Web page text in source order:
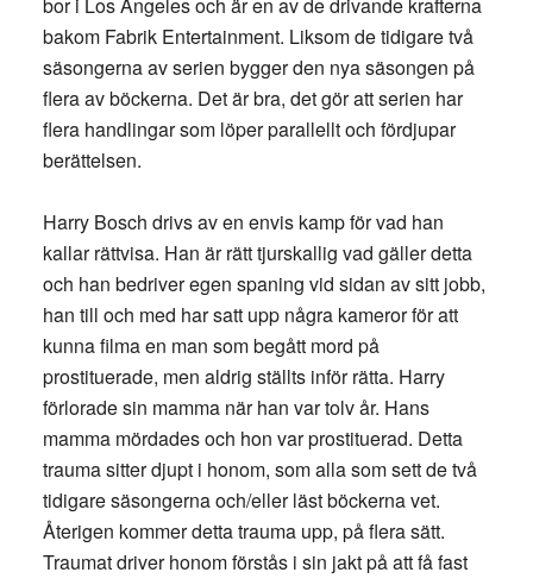
bakom Fabrik Entertainment. Liksom de tidigare två
säsongerna av serien bygger den nya säsongen på
flera av böckerna. Det är bra, det gör att serien har
flera handlingar som löper parallellt och fördjupar
berättelsen.
Harry Bosch drivs av en envis kamp för vad han
kallar rättvisa. Han är rätt tjurskallig vad gäller detta
och han bedriver egen spaning vid sidan av sitt jobb,
han till och med har satt upp några kameror för att
kunna filma en man som begått mord på
prostituerade, men aldrig ställts inför rätta. Harry
förlorade sin mamma när han var tolv år. Hans
mamma mördades och hon var prostituerad. Detta
trauma sitter djupt i honom, som alla som sett de två
tidigare säsongerna och/eller läst böckerna vet.
Återigen kommer detta trauma upp, på flera sätt.
Traumat driver honom förstås i sin jakt på att få fast